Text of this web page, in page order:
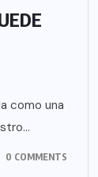
como una
0 COMMENTS